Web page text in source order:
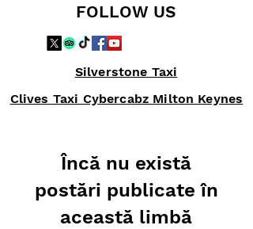
FOLLOW US
Silverstone Taxi
Clives Taxi Cybercabz Milton Keynes
Încă nu există
postări publicate în
această limbă